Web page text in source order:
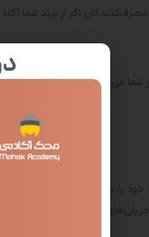
اگر از برند شما آگاه
شما می‌شود.
را برای توسعه محصولات
درآمد بیشتر و تنوع